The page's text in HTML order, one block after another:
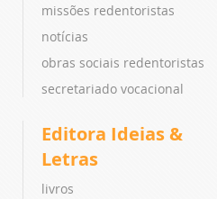
missões redentoristas
notícias
obras sociais redentoristas
secretariado vocacional
Editora Ideias &
Letras
livros